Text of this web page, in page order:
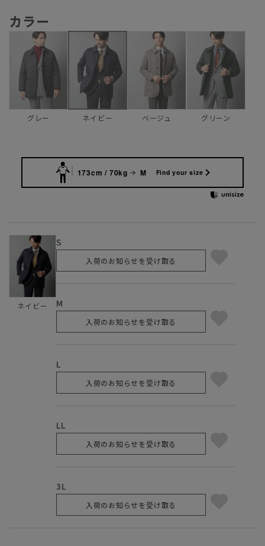
カラー
グレー ネイビー ベージュ グリーン
173cm / 70kg M Find your size
ネイビー
S
入荷のお知らせを受け取る
M
入荷のお知らせを受け取る
L
入荷のお知らせを受け取る
LL
入荷のお知らせを受け取る
3L
入荷のお知らせを受け取る